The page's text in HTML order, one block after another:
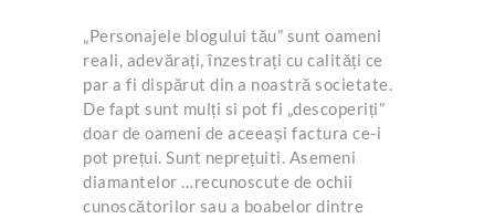
„Personajele blogului tău” sunt oameni
reali, adevărați, înzestrați cu calități ce
par a fi dispărut din a noastră societate.
De fapt sunt mulți si pot fi „descoperiți”
doar de oameni de aceeași factura ce-i
pot prețui. Sunt neprețuiti. Asemeni
diamantelor …recunoscute de ochii
cunoscătorilor sau a boabelor dintre